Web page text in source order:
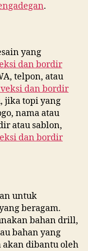
.
yang
dan bordir
telpon, atau
dan bordir
jika topi yang
nama atau
atau sablon,
dan bordir
untuk
beragam.
bahan drill,
bahan yang
dibantu oleh